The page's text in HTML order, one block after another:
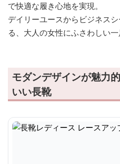
で快適な履き心地を実現。
デイリーユースからビジネス
る、大人の女性にふさわしい一
モダンデザインが魅力
いい長靴